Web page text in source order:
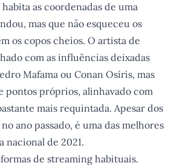
as coordenadas de uma
mas que não esqueceu os
os copos cheios. O artista de
com as influências deixadas
Mafama ou Conan Osíris, mas
pontos próprios, alinhavado com
mais requintada. Apesar dos
ano passado, é uma das melhores
nacional de 2021.
de streaming habituais.